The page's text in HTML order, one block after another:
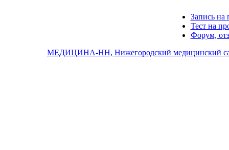
Запись на
Тест на
Форум,
МЕДИЦИНА-НН, Нижегородский медицинский